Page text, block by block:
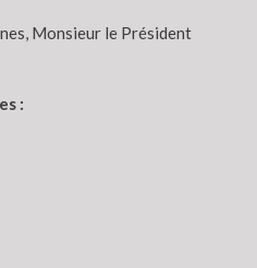
Monsieur le Président
: